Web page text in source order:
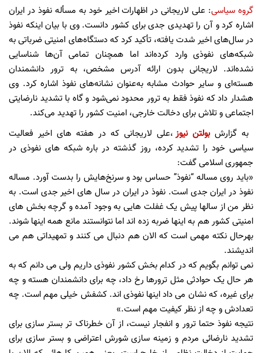
گروه سیاسی: علی لاریجانی در اظهارات اخیر خود به مسأله نفوذ در ایران
اشاره کرد و آن را تهدیدی جدی برای کشور دانست. وی با بیان اینکه نفوذ
در سال‌های اخیر شدت یافته، تأکید کرد که دستگاه‌های امنیتی ضرباتی به
شبکه‌های نفوذی وارد کرده‌اند اما همچنان تمامی آن‌ها شناسایی
نشده‌اند. لاریجانی بدون ارائه آدرس مشخص، به ترور دانشمندان
هسته‌ای و سایر حوادث مشابه به‌عنوان نشانه‌های نفوذ اشاره کرد. وی
هشدار داد که نفوذ فقط به ترور محدود نمی‌شود و گاه با تشدید نارضایتی
اجتماعی و تلاش برای دخالت خارجی، امنیت کشور را تهدید می‌کند.
به گزارشبولتن نیوز ،علی لاریجانی که در هفته های اخیر فعالیت
سیاسی خود را تشدید کرده، روز گذشته در باره شبکه های نفوذی در
جمهوری اسلامی گفت:
«باید روی مساله “نفوذ” حساس بود و سرنخ‌هایش را بدست آورد. مساله
نفوذ در ایران جدی است. نفوذ در ایران در سال های اخیر جدی است. به
نظر من از سالها پیش یک غفلت هایی به وجود آمده و گرچه بخش های
امنیتی کشور هم به اینها ضربه زده اند اما نتوانستند مانع همه اینها شوند.
بهرحال نکته مهمی است که الان هم دنبال می کنند و تمهیداتی هم می
اندیشند.
نمی توانم بگویم که در کدام بخش کشور نفوذی داریم ولی می دانم که به
هر حال یک حوادثی مثل ترورها رخ داد، چه برای دانشمندان هسته و چه
برای غیره، که نشان می داد اینها نفوذی اند. کشفش خیلی مهم است. چه
تعدادش و چه از نظر کیفیت مهم است.»
نتیجه نفوذ حتما ترور و انفجار نیست، از آن خطرناک تر بستر سازی برای
تشدید نارضائی مردم و زمینه سازی شورش اعتراضی و بستر سازی برای